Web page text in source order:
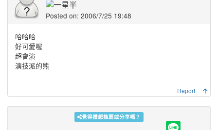
Posted on: 2006/7/25 19:48
哈哈哈
好可愛喔
超會演
演技派的熊
Report
覺得讚想推薦或分享嗎？